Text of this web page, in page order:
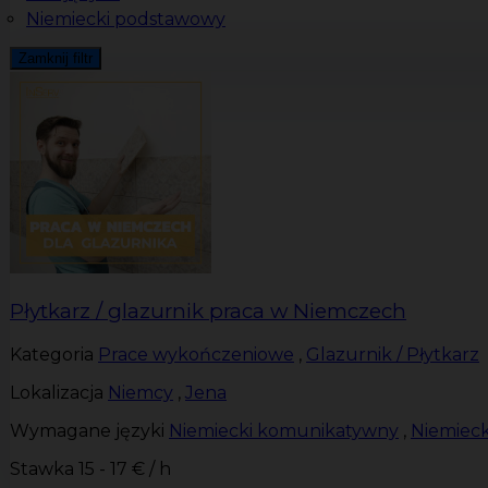
Niemiecki podstawowy
Zamknij filtr
Płytkarz / glazurnik praca w Niemczech
Kategoria Prace wykończeniowe , Glazurnik / Płytkarz
Lokalizacja Niemcy , Jena
Wymagane języki Niemiecki komunikatywny ,
Stawka 15 - 17 € / h